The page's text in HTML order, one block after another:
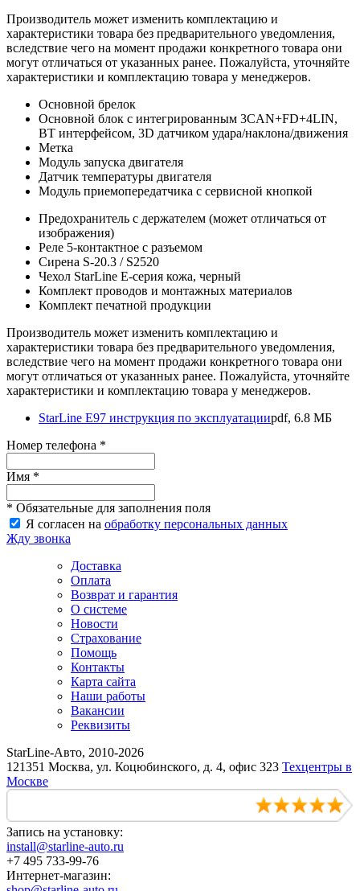
Производитель может изменить комплектацию и
характеристики товара без предварительного уведомления,
вследствие чего на момент продажи конкретного товара они
могут отличаться от указанных ранее. Пожалуйста, уточняйте
характеристики и комплектацию товара у менеджеров.
Основной брелок
Основной блок с интегрированным 3CAN+FD+4LIN,
BT интерфейсом, 3D датчиком удара/наклона/движения
Метка
Модуль запуска двигателя
Датчик температуры двигателя
Модуль приемопередатчика с сервисной кнопкой
Предохранитель с держателем (может отличаться от
изображения)
Реле 5-контактное с разъемом
Сирена S-20.3 / S2520
Чехол StarLine E-серия кожа, черный
Комплект проводов и монтажных материалов
Комплект печатной продукции
Производитель может изменить комплектацию и
характеристики товара без предварительного уведомления,
вследствие чего на момент продажи конкретного товара они
могут отличаться от указанных ранее. Пожалуйста, уточняйте
характеристики и комплектацию товара у менеджеров.
StarLine E97 инструкция по эксплуатацииpdf, 6.8 MБ
Номер телефона *
Имя *
* Обязательные для заполнения поля
Я согласен на обработку персональных данных
Жду звонка
Доставка
Оплата
Возврат и гарантия
О системе
Новости
Страхование
Помощь
Контакты
Карта сайта
Наши работы
Вакансии
Реквизиты
StarLine-Авто, 2010-2026
121351 Москва, ул. Коцюбинского, д. 4, офис 323 Техцентры в
Москве
Запись на установку:
install@starline-auto.ru
+7 495 733-99-76
Интернет-магазин: